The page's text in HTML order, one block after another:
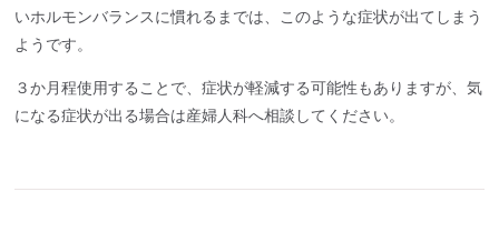
いホルモンバランスに慣れるまでは、このような症状が出てしまう
ようです。
３か月程使用することで、症状が軽減する可能性もありますが、気
になる症状が出る場合は産婦人科へ相談してください。